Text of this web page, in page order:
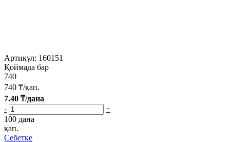
Артикул: 160151
Қоймада бар
740
740 ₸/қап.
7.40 ₸/дана
-
+
100 дана
қап.
Себетке